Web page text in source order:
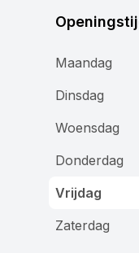
Maandag
Dinsdag
Woensdag
Donderdag
Vrijdag
Zaterdag
Wij gebruiken
Bij Accuraat
vergelijkbare
doeleinden. We
website goed te
onze
om je
controle over je